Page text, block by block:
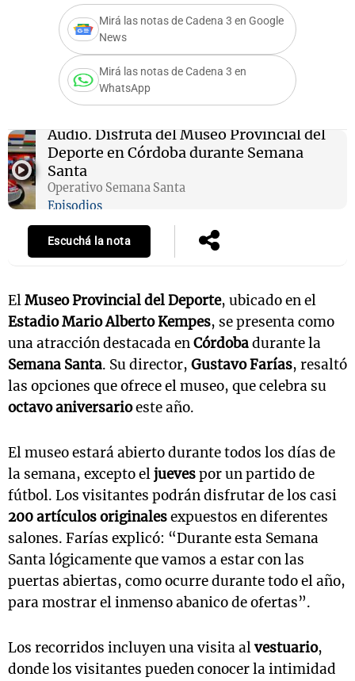
Mirá las notas de Cadena 3 en Google
News
Mirá las notas de Cadena 3 en
WhatsApp
Audio. Disfrutá del Museo Provincial del
Deporte en Córdoba durante Semana
Santa
Operativo Semana Santa
Episodios
Escuchá la nota
ElMuseo Provincial del Deporte, ubicado en el
Estadio Mario Alberto Kempes, se presenta como
una atracción destacada enCórdobadurante la
Semana Santa. Su director, Gustavo Farías, resaltó
las opciones que ofrece el museo, que celebra su
octavo aniversarioeste año.
El museo estará abierto durante todos los días de
la semana, excepto eljuevespor un partido de
fútbol. Los visitantes podrán disfrutar de los casi
200 artículos originalesexpuestos en diferentes
salones. Farías explicó: “Durante esta Semana
Santa lógicamente que vamos a estar con las
puertas abiertas, como ocurre durante todo el año,
para mostrar el inmenso abanico de ofertas”.
Los recorridos incluyen una visita alvestuario,
donde los visitantes pueden conocer la intimidad